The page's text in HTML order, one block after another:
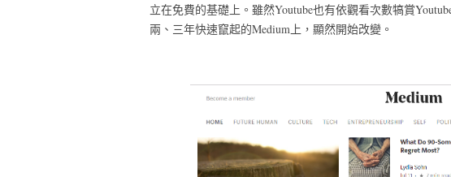
立在免費的基礎上。雖然Youtube也有依觀看次數犒賞
兩、三年快速竄起的Medium上，顯然開始改變。